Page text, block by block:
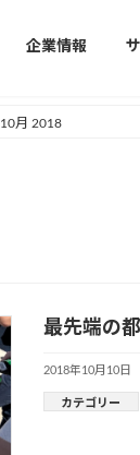
企業情報
10月 2018
最先端の
2018年10月10日
カテゴリー